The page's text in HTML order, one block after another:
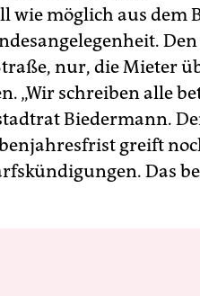
wie möglich aus dem
nur, die Mieter
„Wir schreiben alle
Biedermann.
greift
Das